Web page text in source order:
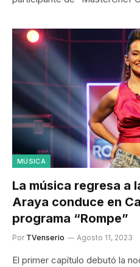
MÚSICA
La música regresa a
Araya conduce en
programa “Rompe”
Por TVenserio Agosto 11, 2023
El primer capítulo debutó la